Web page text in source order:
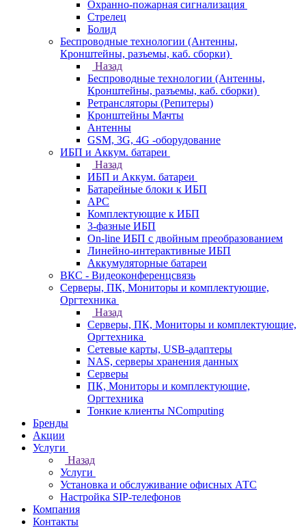
Охранно-пожарная сигнализация
Стрелец
Болид
Беспроводные технологии (Антенны,
Кронштейны, разъемы, каб. сборки)
Назад
Беспроводные технологии (Антенны,
Кронштейны, разъемы, каб. сборки)
Ретрансляторы (Репитеры)
Кронштейны Мачты
Антенны
GSM, 3G, 4G -оборудование
ИБП и Аккум. батареи
Назад
ИБП и Аккум. батареи
Батарейные блоки к ИБП
APC
Комплектующие к ИБП
3-фазные ИБП
On-line ИБП с двойным преобразованием
Линейно-интерактивные ИБП
Аккумуляторные батареи
ВКС - Видеоконференцсвязь
Серверы, ПК, Мониторы и комплектующие,
Оргтехника
Назад
Серверы, ПК, Мониторы и комплектующие,
Оргтехника
Сетевые карты, USB-адаптеры
NAS, серверы хранения данных
Серверы
ПК, Мониторы и комплектующие,
Оргтехника
Тонкие клиенты NComputing
Бренды
Акции
Услуги
Назад
Услуги
Установка и обслуживание офисных АТС
Настройка SIP-телефонов
Компания
Контакты